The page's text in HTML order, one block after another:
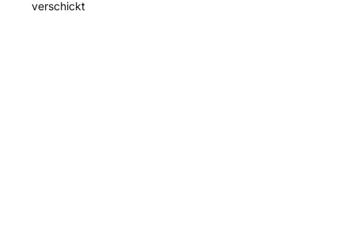
verschickt